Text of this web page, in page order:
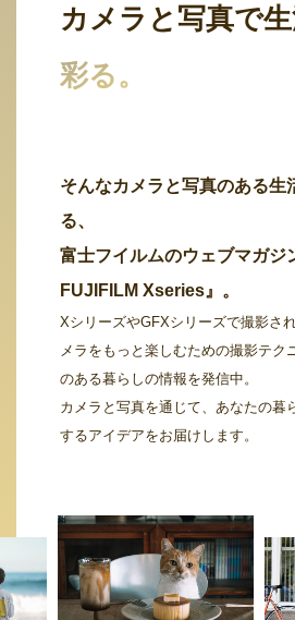
カメラと写真で
彩る。
そんなカメラと写真のある生
る、
富士フイルムのウェブマガジ
FUJIFILM Xseries』。
XシリーズやGFXシリーズで撮影さ
メラをもっと楽しむための撮影テク
のある暮らしの情報を発信中。
カメラと写真を通じて、あなたの暮
するアイデアをお届けします。